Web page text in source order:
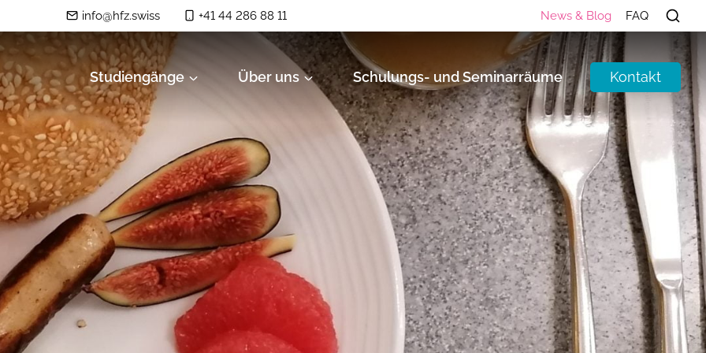
info@hfz.swiss +41 44 286 88 11 News & Blog FAQ
Studiengänge Über uns Schulungs- und Seminarräume Kontakt